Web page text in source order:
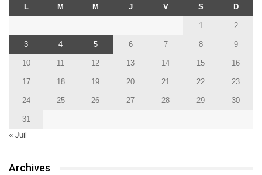
L M M J V S D
1 2
3 4 5 6 7 8 9
10 11 12 13 14 15 16
17 18 19 20 21 22 23
24 25 26 27 28 29 30
31
« Juil
Archives